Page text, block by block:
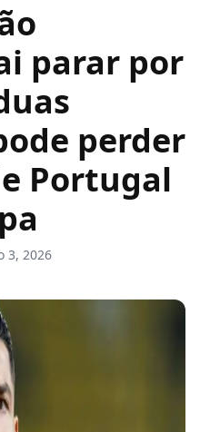
parar por
perder
Portugal
3, 2026